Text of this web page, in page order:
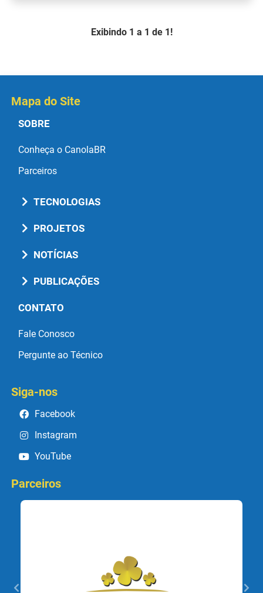
Exibindo 1 a 1 de 1!
Mapa do Site
SOBRE
Conheça o CanolaBR
Parceiros
TECNOLOGIAS
PROJETOS
NOTÍCIAS
PUBLICAÇÕES
CONTATO
Fale Conosco
Pergunte ao Técnico
Parceiros
Siga-nos
Facebook
Instagram
YouTube